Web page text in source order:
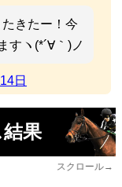
たきたー！今
すヽ(*´∀｀)ノ
日
果
スクロール→